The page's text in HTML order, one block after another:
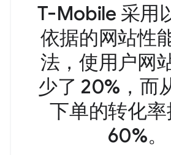
T-Mobile 采用
依据的网站性
法，使用户网
少了 20%，而
下单的转化率
60%。